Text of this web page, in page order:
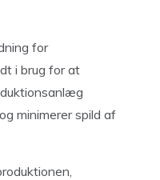
for
i brug for at
minimerer spild af